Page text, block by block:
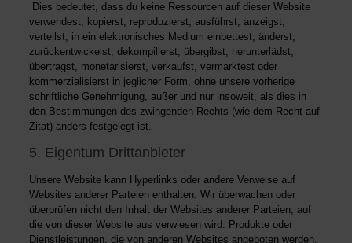
Dies bedeutet, dass du keine Ressourcen auf dieser Website
verwendest, kopierst, reproduzierst, ausführst, anzeigst,
verteilst, in ein elektronisches Medium einbettest, änderst,
zurückentwickelst, dekompilierst, übergibst, herunterlädst,
übertragst, monetarisierst, verkaufst, vermarktest oder
kommerzialisierst in jeglicher Form, ohne unsere vorherige
schriftliche Genehmigung, außer und nur insoweit, als dies in
den Bestimmungen des zwingenden Rechts (wie dem Recht auf
Zitat) anders festgelegt ist.
5. Eigentum Drittanbieter
Unsere Website kann Hyperlinks oder andere Verweise auf
Websites anderer Parteien enthalten. Wir überwachen oder
überprüfen nicht den Inhalt der Websites anderer Parteien, auf
die von dieser Website aus verwiesen wird. Produkte oder
Dienstleistungen, die von anderen Websites angeboten werden,